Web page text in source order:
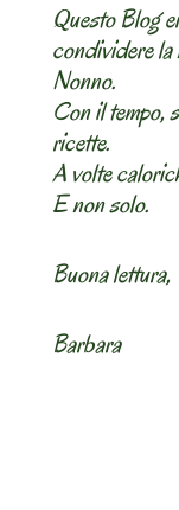
Questo Blog
condividere la
Nonno.
Con il tempo,
ricette.
A volte
E non solo.
Buona lettura,
Barbara